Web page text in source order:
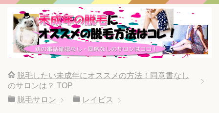
脱毛したい未成年にオススメの方法！同意書なし
のサロンは？ TOP
脱毛サロン
レイビス